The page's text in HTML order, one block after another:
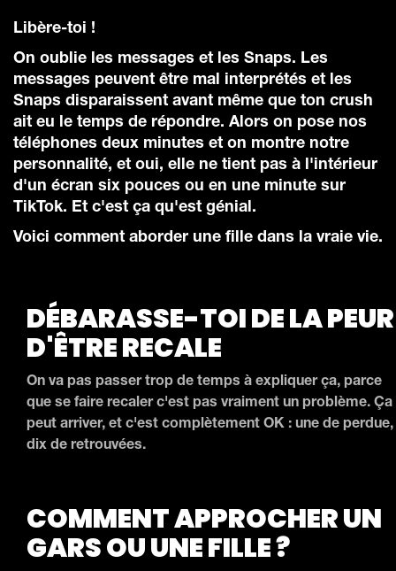
Libère-toi !
On oublie les messages et les Snaps. Les
messages peuvent être mal interprétés et les
Snaps disparaissent avant même que ton crush
ait eu le temps de répondre. Alors on pose nos
téléphones deux minutes et on montre notre
personnalité, et oui, elle ne tient pas à l'intérieur
d'un écran six pouces ou en une minute sur
TikTok. Et c'est ça qu'est génial.
Voici comment aborder une fille dans la vraie vie.
DÉBARASSE-TOI DE LA PEUR
D'ÊTRE RECALE
On va pas passer trop de temps à expliquer ça, parce
que se faire recaler c'est pas vraiment un problème. Ça
peut arriver, et c'est complètement OK : une de perdue,
dix de retrouvées.
COMMENT APPROCHER UN
GARS OU UNE FILLE ?